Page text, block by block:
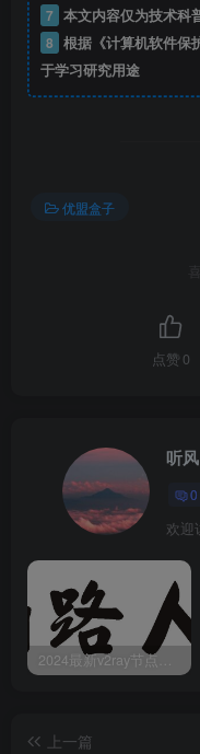
7 本文内容仅为技术科
8 根据《计算机软件保
于学习研究用途
优盟盒子
点赞 0
听风
0
欢迎
2024最新v2ray节点免费分享-05.08附ss/vmess节点订阅
上一篇